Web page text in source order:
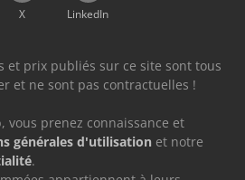
X LinkedIn
et prix publiés sur ce site sont tous
et ne sont pas contractuelles !
vous prenez connaissance et
générales d'utilisation et notre
.